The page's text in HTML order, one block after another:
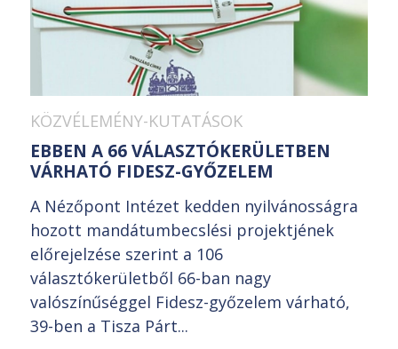
KÖZVÉLEMÉNY-KUTATÁSOK
EBBEN A 66 VÁLASZTÓKERÜLETBEN
VÁRHATÓ FIDESZ-GYŐZELEM
A Nézőpont Intézet kedden nyilvánosságra
hozott mandátumbecslési projektjének
előrejelzése szerint a 106
választókerületből 66-ban nagy
valószínűséggel Fidesz-győzelem várható,
39-ben a Tisza Párt...